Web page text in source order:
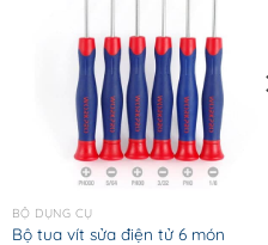
BỘ DỤNG CỤ
Bộ tua vít sửa điện tử 6 món